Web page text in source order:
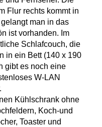
Flur rechts kommt in
man in das
ist vorhanden. Im
Schlafcouch, die
in ein Bett (140 x 190
gibt es noch eine
W-LAN
Kühlschrank ohne
Koch-und
Toaster und